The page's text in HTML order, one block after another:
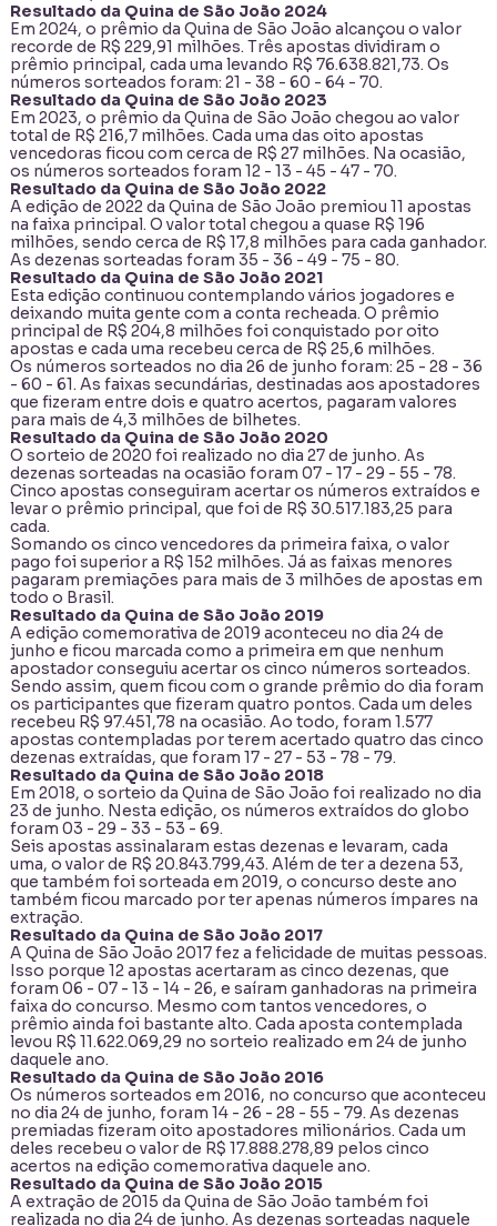
Resultado da Quina de São João 2024
Em 2024, o prêmio da Quina de São João alcançou o valor
recorde de R$ 229,91 milhões. Três apostas dividiram o
prêmio principal, cada uma levando R$ 76.638.821,73. Os
números sorteados foram: 21 - 38 - 60 - 64 - 70.
Resultado da Quina de São João 2023
Em 2023, o prêmio da Quina de São João chegou ao valor
total de R$ 216,7 milhões. Cada uma das oito apostas
vencedoras ficou com cerca de R$ 27 milhões. Na ocasião,
os números sorteados foram 12 - 13 - 45 - 47 - 70.
Resultado da Quina de São João 2022
A edição de 2022 da Quina de São João premiou 11 apostas
na faixa principal. O valor total chegou a quase R$ 196
milhões, sendo cerca de R$ 17,8 milhões para cada ganhador.
As dezenas sorteadas foram 35 - 36 - 49 - 75 - 80.
Resultado da Quina de São João 2021
Esta edição continuou contemplando vários jogadores e
deixando muita gente com a conta recheada. O prêmio
principal de R$ 204,8 milhões foi conquistado por oito
apostas e cada uma recebeu cerca de R$ 25,6 milhões.
Os números sorteados no dia 26 de junho foram: 25 - 28 - 36
- 60 - 61. As faixas secundárias, destinadas aos apostadores
que fizeram entre dois e quatro acertos, pagaram valores
para mais de 4,3 milhões de bilhetes.
Resultado da Quina de São João 2020
O sorteio de 2020 foi realizado no dia 27 de junho. As
dezenas sorteadas na ocasião foram 07 - 17 - 29 - 55 - 78.
Cinco apostas conseguiram acertar os números extraídos e
levar o prêmio principal, que foi de R$ 30.517.183,25 para
cada.
Somando os cinco vencedores da primeira faixa, o valor
pago foi superior a R$ 152 milhões. Já as faixas menores
pagaram premiações para mais de 3 milhões de apostas em
todo o Brasil.
Resultado da Quina de São João 2019
A edição comemorativa de 2019 aconteceu no dia 24 de
junho e ficou marcada como a primeira em que nenhum
apostador conseguiu acertar os cinco números sorteados.
Sendo assim, quem ficou com o grande prêmio do dia foram
os participantes que fizeram quatro pontos. Cada um deles
recebeu R$ 97.451,78 na ocasião. Ao todo, foram 1.577
apostas contempladas por terem acertado quatro das cinco
dezenas extraídas, que foram 17 - 27 - 53 - 78 - 79.
Resultado da Quina de São João 2018
Em 2018, o sorteio da Quina de São João foi realizado no dia
23 de junho. Nesta edição, os números extraídos do globo
foram 03 - 29 - 33 - 53 - 69.
Seis apostas assinalaram estas dezenas e levaram, cada
uma, o valor de R$ 20.843.799,43. Além de ter a dezena 53,
que também foi sorteada em 2019, o concurso deste ano
também ficou marcado por ter apenas números ímpares na
extração.
Resultado da Quina de São João 2017
A Quina de São João 2017 fez a felicidade de muitas pessoas.
Isso porque 12 apostas acertaram as cinco dezenas, que
foram 06 - 07 - 13 - 14 - 26, e saíram ganhadoras na primeira
faixa do concurso. Mesmo com tantos vencedores, o
prêmio ainda foi bastante alto. Cada aposta contemplada
levou R$ 11.622.069,29 no sorteio realizado em 24 de junho
daquele ano.
Resultado da Quina de São João 2016
Os números sorteados em 2016, no concurso que aconteceu
no dia 24 de junho, foram 14 - 26 - 28 - 55 - 79. As dezenas
premiadas fizeram oito apostadores milionários. Cada um
deles recebeu o valor de R$ 17.888.278,89 pelos cinco
acertos na edição comemorativa daquele ano.
Resultado da Quina de São João 2015
A extração de 2015 da Quina de São João também foi
realizada no dia 24 de junho. As dezenas sorteadas naquele